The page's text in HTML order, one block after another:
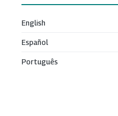
English
Español
Português